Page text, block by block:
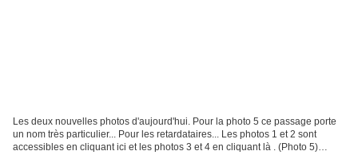
Les deux nouvelles photos d'aujourd'hui. Pour la photo 5 ce passage porte
un nom très particulier... Pour les retardataires... Les photos 1 et 2 sont
accessibles en cliquant ici et les photos 3 et 4 en cliquant là . (Photo 5)